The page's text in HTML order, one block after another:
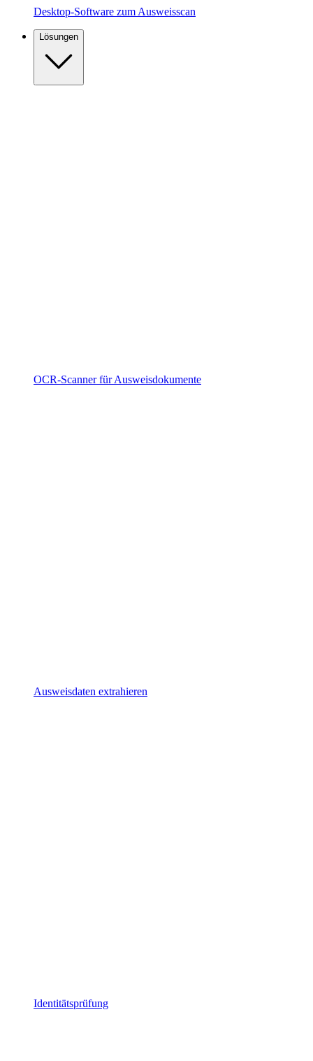
Desktop-Software zum Ausweisscan
Lösungen
OCR-Scanner für Ausweisdokumente
Ausweisdaten extrahieren
Identitätsprüfung